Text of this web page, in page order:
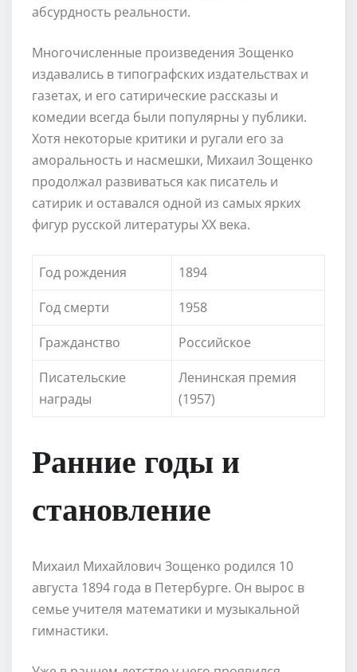
абсурдность реальности.
Многочисленные произведения Зощенко
издавались в типографских издательствах и
газетах, и его сатирические рассказы и
комедии всегда были популярны у публики.
Хотя некоторые критики и ругали его за
аморальность и насмешки, Михаил Зощенко
продолжал развиваться как писатель и
сатирик и оставался одной из самых ярких
фигур русской литературы XX века.
Год рождения
1894
Год смерти
1958
Гражданство
Российское
Писательские
награды
Ленинская премия
(1957)
Ранние годы и
становление
Михаил Михайлович Зощенко родился 10
августа 1894 года в Петербурге. Он вырос в
семье учителя математики и музыкальной
гимнастики.